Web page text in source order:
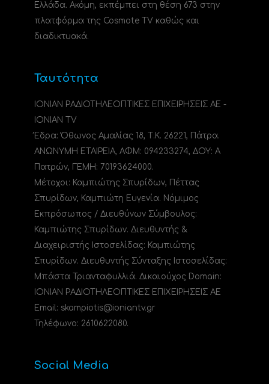
Ελλάδα. Ακόμη, εκπέμπει στη θέση 673 στην
πλατφόρμα της Cosmote TV καθώς και
διαδικτυακά.
Ταυτότητα
ΙΟΝΙΑΝ ΡΑΔΙΟΤΗΛΕΟΠΤΙΚΕΣ ΕΠΙΧΕΙΡΗΣΕΙΣ ΑΕ -
IONIAN TV
Έδρα: Όθωνος Αμαλίας 18, Τ.Κ. 26221, Πάτρα.
ΑΝΩΝΥΜΗ ΕΤΑΙΡΕΙΑ, ΑΦΜ: 094233274, ΔΟΥ: A
Πατρών, ΓΕΜΗ: 70193624000.
Μέτοχοι: Καμπιώτης Σπυρίδων, Πέττας
Σπυρίδων, Καμπιώτη Ευγενία. Νόμιμος
Εκπρόσωπος / Διευθύνων Σύμβουλος:
Καμπιώτης Σπυρίδων. Διευθυντής &
Διαχειριστής Ιστοσελίδας: Καμπιώτης
Σπυρίδων. Διευθυντής Σύνταξης Ιστοσελίδας:
Μπάστα Τριανταφυλλιά. Δικαιούχος Domain:
ΙΟΝΙΑΝ ΡΑΔΙΟΤΗΛΕΟΠΤΙΚΕΣ ΕΠΙΧΕΙΡΗΣΕΙΣ ΑΕ
Email: skampiotis@ioniantv.gr
Τηλέφωνο: 2610622080.
Social Media